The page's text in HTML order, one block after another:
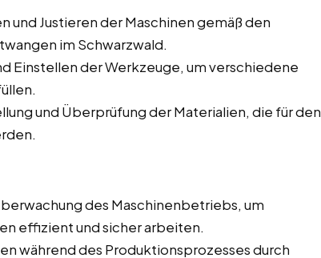
und Justieren der Maschinen gemäß den
im Schwarzwald.
Einstellen der Werkzeuge, um verschiedene
und Überprüfung der Materialien, die für den
des Maschinenbetriebs, um
effizient und sicher arbeiten.
während des Produktionsprozesses durch